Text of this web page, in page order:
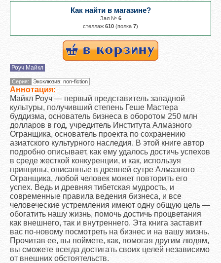
Роуч Майкл
Серия: Эксклюзив: non-fiction
Аннотация:
Майкл Роуч — первый представитель западной
культуры, получивший степень Геше Мастера
буддизма, основатель бизнеса в оборотом 250 млн
долларов в год, учредитель Института Алмазного
Огранщика, основатель проекта по сохранению
азиатского культурного наследия. В этой книге автор
подробно описывает, как ему удалось достичь успехов
в среде жесткой конкуренции, и как, используя
принципы, описанные в древней сутре Алмазного
Огранщика, любой человек может повторить его
успех. Ведь и древняя тибетская мудрость, и
современные правила ведения бизнеса, и все
человеческие устремления имеют одну общую цель —
обогатить нашу жизнь, помочь достичь процветания
как внешнего, так и внутреннего. Эта книга заставит
вас по-новому посмотреть на бизнес и на вашу жизнь.
Прочитав ее, вы поймете, как, помогая другим людям,
вы сможете всегда достигать своих целей независимо
от внешних обстоятельств.
Как найти в магазине?
Зал № 6
cтеллаж 610 (полка 7)